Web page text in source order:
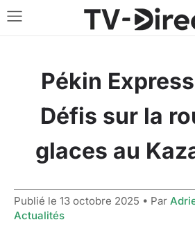
Pékin
Défis sur la
glaces au
Publié le 13 octobre 2025 • Par
Actualités